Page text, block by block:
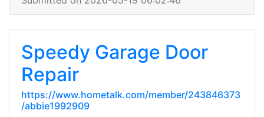
Speedy Garage Door
Repair
https://www.hometalk.com/member/243846373
/abbie1992909